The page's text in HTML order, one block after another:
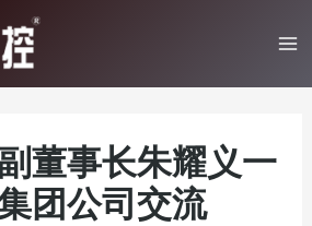
董事长朱耀义一
团公司交流